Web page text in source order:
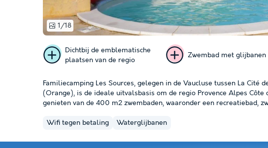
1/18
Dichtbij de emblematische
plaatsen van de regio
Zwembad met glijbanen
Familiecamping Les Sources, gelegen in de Vaucluse tussen La Cité
(Orange), is de ideale uitvalsbasis om de regio Provence Alpes
genieten van de 400 m2 zwembaden, waaronder een recreatiebad,
Wifi tegen betaling Waterglijbanen